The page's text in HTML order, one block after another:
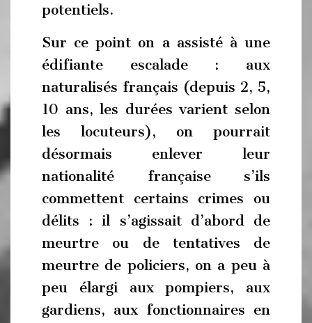
potentiels.
Sur ce point on a assisté à une
édifiante escalade : aux
naturalisés français (depuis 2, 5,
10 ans, les durées varient selon
les locuteurs), on pourrait
désormais enlever leur
nationalité française s’ils
commettent certains crimes ou
délits : il s’agissait d’abord de
meurtre ou de tentatives de
meurtre de policiers, on a peu à
peu élargi aux pompiers, aux
gardiens, aux fonctionnaires en